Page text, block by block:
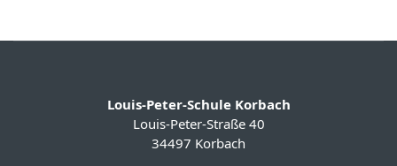
Louis-Peter-Schule Korbach
Louis-Peter-Straße 40
34497 Korbach